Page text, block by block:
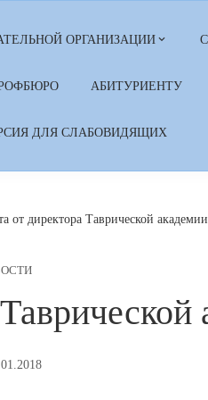
ОРГАНИЗАЦИИ
АБИТУРИЕНТУ
ДЛЯ СЛАБОВИДЯЩИХ
от директора Таврической академии